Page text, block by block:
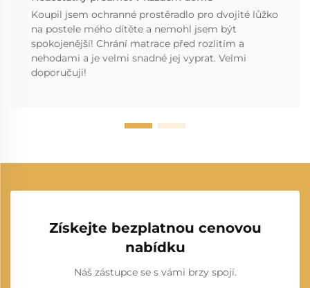
Koupil jsem ochranné prostěradlo pro dvojité lůžko
na postele mého dítěte a nemohl jsem být
spokojenější! Chrání matrace před rozlitím a
nehodami a je velmi snadné jej vyprat. Velmi
doporučuji!
Získejte bezplatnou cenovou
nabídku
Náš zástupce se s vámi brzy spojí.